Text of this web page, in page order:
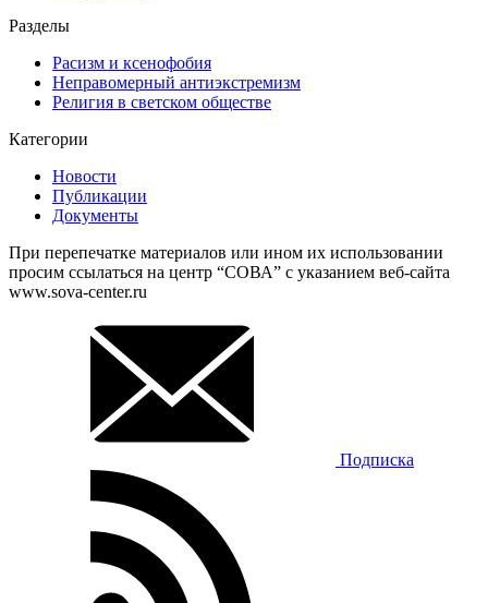
Разделы
Расизм и ксенофобия
Неправомерный антиэкстремизм
Религия в светском обществе
Категории
Новости
Публикации
Документы
При перепечатке материалов или ином их использовании
просим ссылаться на центр “СОВА” с указанием веб-сайта
www.sova-center.ru
Подписка